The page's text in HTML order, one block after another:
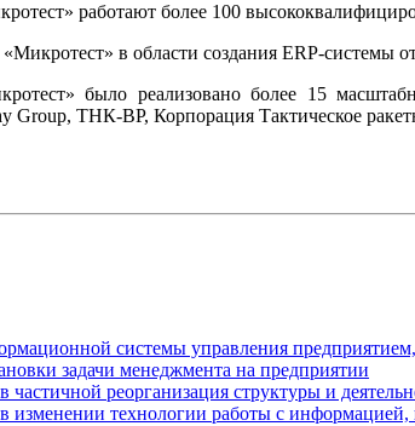
работают более 100
в области создания ERP-системы
было реализовано более 15
Group, ТНК-ВР, Корпорация Тактическое
системы управления
задачи менеджмента на предприятии
частичной реорганизация структуры и
изменении технологии работы с